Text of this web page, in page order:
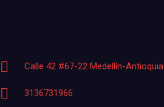
Calle 42 #67-22 Medellín-Antioquia
3136731966